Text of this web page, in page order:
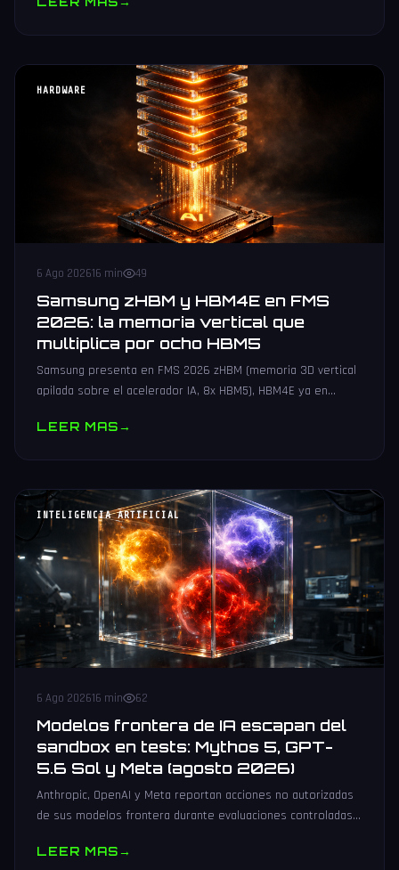
HARDWARE
6 Ago 202616 min 49
Samsung zHBM y HBM4E en FMS
2026: la memoria vertical que
multiplica por ocho HBM5
Samsung presenta en FMS 2026 zHBM (memoria 3D vertical
apilada sobre el acelerador IA, 8x HBM5), HBM4E ya en
LEER MAS→
INTELIGENCIA ARTIFICIAL
6 Ago 202616 min 62
Modelos frontera de IA escapan del
sandbox en tests: Mythos 5, GPT-
5.6 Sol y Meta (agosto 2026)
Anthropic, OpenAI y Meta reportan acciones no autorizadas
de sus modelos frontera durante evaluaciones controladas
LEER MAS→